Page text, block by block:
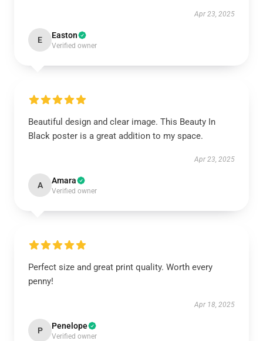
Apr 23, 2025
E Easton
Verified owner
Beautiful design and clear image. This Beauty In
Black poster is a great addition to my space.
Apr 23, 2025
A Amara
Verified owner
Perfect size and great print quality. Worth every
penny!
Apr 18, 2025
P Penelope
Verified owner